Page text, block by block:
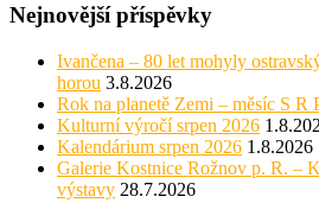
Nejnovější příspěvky
Ivančena – 80 let mohyly
horou 3.8.2026
Rok na planetě Zemi – měsíc S R
Kulturní výročí srpen 2026
Kalendárium srpen 2026 1.8.2026
Galerie Kostnice Rožnov p. R. –
výstavy 28.7.2026